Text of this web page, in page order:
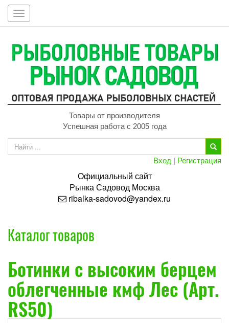
Toggle
navigation
Товары от производителя
Успешная работа с 2005 года
Вход | Регистрация
Официальный сайт
РынкаСадовод Москва
ribalka-sadovod@yandex.ru
Каталог товаров
Ботинки с высоким берцем
облегченные кмф Лес (Арт.
RS50)